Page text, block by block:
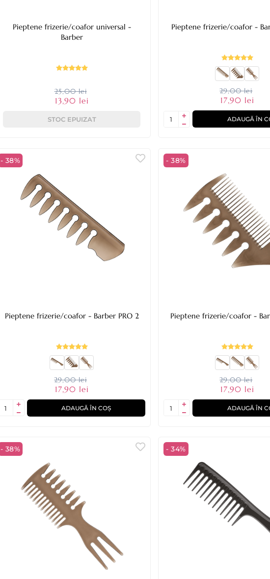
Pieptene frizerie/coafor universal -
Barber
25,00 lei
13,90 lei
STOC EPUIZAT
29,00 lei
17,90 lei
ADAUGĂ ÎN
- 38%
Pieptene frizerie/coafor - Barber PRO 2
29,00 lei
17,90 lei
ADAUGĂ ÎN COȘ
- 38%
29,00 lei
17,90 lei
ADAUGĂ ÎN
- 38% - 34%